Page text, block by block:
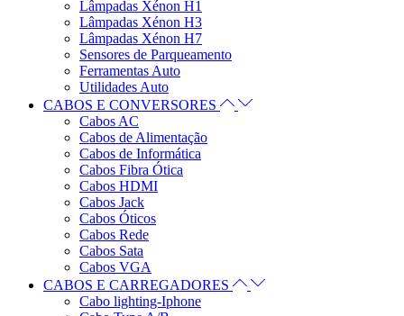
Lâmpadas Xénon H1
Lâmpadas Xénon H3
Lâmpadas Xénon H7
Sensores de Parqueamento
Ferramentas Auto
Utilidades Auto
CABOS E CONVERSORES
Cabos AC
Cabos de Alimentação
Cabos de Informática
Cabos Fibra Ótica
Cabos HDMI
Cabos Jack
Cabos Óticos
Cabos Rede
Cabos Sata
Cabos VGA
CABOS E CARREGADORES
Cabo lighting-Iphone